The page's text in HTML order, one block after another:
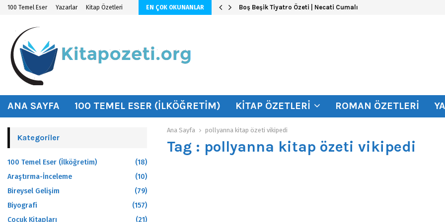
100 Temel Eser Yazarlar Kitap Özetleri EN ÇOK OKUNANLAR
ÖZETİ Boş Beşik Tiyatro Özeti | Necati Cumalı
ANA SAYFA 100 TEMEL ESER (İLKÖĞRETIM) KITAP ÖZETLERI ROMAN ÖZETLERI
Ana Sayfa pollyanna kitap özeti vikipedi
Tag : pollyanna kitap özeti vikipedi
Kategoriler
100 Temel Eser (İlköğretim)
(18)
Araştırma-İnceleme
(10)
Bireysel Gelişim
(79)
Biyografi
(157)
Çocuk Kitapları
(21)